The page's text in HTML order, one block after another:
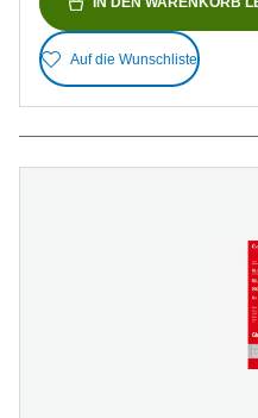
Auf die Wunschliste